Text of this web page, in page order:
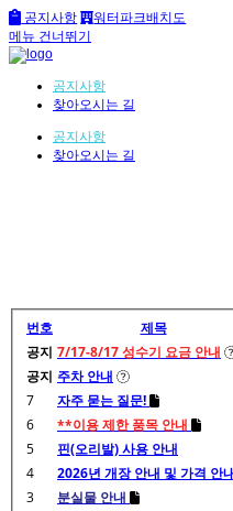
공지사항
워터파크배치도
메뉴 건너뛰기
공지사항
찾아오시는 길
공지사항
찾아오시는 길
번호 제목
공지 7/17-8/17 성수기 요금 안내
공지 주차 안내
7
자주 묻는 질문!
6
**이용 제한 품목 안내
5
핀(오리발) 사용 안내
4
2026년 개장 안내 및 가격 안
3
분실물 안내